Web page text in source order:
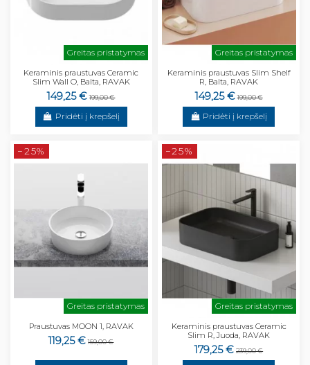
Greitas pristatymas
Keraminis praustuvas Ceramic
Slim Wall O, Balta, RAVAK
149,25 € 199,00 €
Pridėti į krepšelį
Greitas pristatymas
Keraminis praustuvas Slim Shelf
R, Balta, RAVAK
149,25 € 199,00 €
Pridėti į krepšelį
−25%
Greitas pristatymas
Praustuvas MOON 1, RAVAK
119,25 € 159,00 €
−25%
Greitas pristatymas
Keraminis praustuvas Ceramic
Slim R, Juoda, RAVAK
179,25 € 239,00 €